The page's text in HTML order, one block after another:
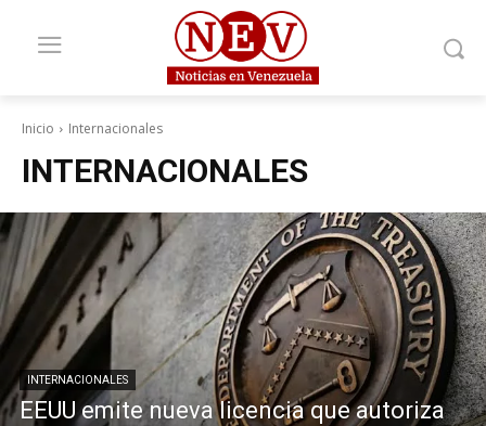
Inicio Internacionales
INTERNACIONALES
INTERNACIONALES
EEUU emite nueva licencia que autoriza